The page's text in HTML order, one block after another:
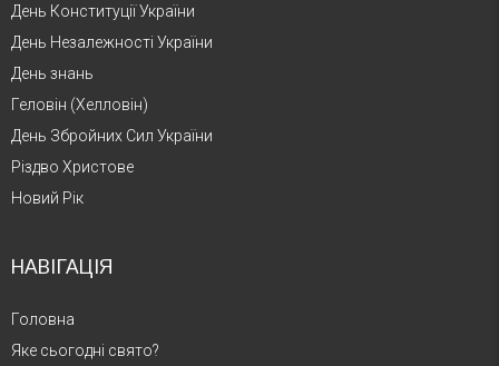
День Конституції України
День Незалежності України
День знань
Геловін (Хелловін)
День Збройних Сил України
Різдво Христове
Новий Рік
НАВІГАЦІЯ
Головна
Яке сьогодні свято?